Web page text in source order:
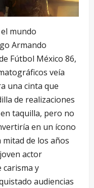
mundo
Armando
Fútbol México 86,
veía
una cinta que
de realizaciones
taquilla, pero no
en un ícono
de los años
actor
carisma y
audiencias